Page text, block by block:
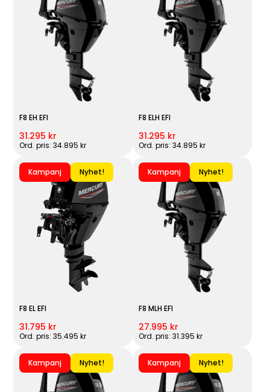
F8 EH EFI
31.295 kr
Ord. pris: 34.895 kr
F8 ELH EFI
31.295 kr
Ord. pris: 34.895 kr
Kampanj Nyhet!
F8 EL EFI
31.795 kr
Ord. pris: 35.495 kr
Kampanj Nyhet!
F8 MLH EFI
27.995 kr
Ord. pris: 31.395 kr
Kampanj Nyhet! Kampanj Nyhet!